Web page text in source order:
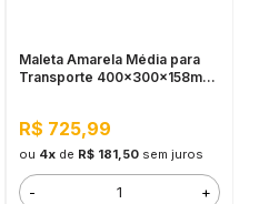
Maleta Amarela Média para
Transporte 400x300x158mm
R$ 725,99
ou 4xde R$ 181,50 sem juros
- +